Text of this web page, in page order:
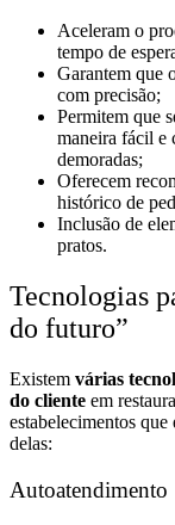
Aceleram o
tempo de
Garantem que
com precisão;
Permitem que
maneira fácil e
demoradas;
Oferecem
histórico de
Inclusão de
pratos.
Tecnologias
do futuro”
Existem várias
do cliente em
estabelecimentos
delas:
Autoatendimento